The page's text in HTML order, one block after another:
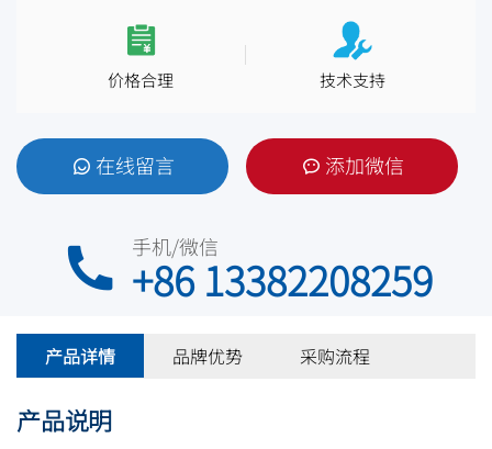
价格合理 技术支持
在线留言 添加微信
手机/微信
+86 13382208259
产品详情 品牌优势 采购流程
产品说明